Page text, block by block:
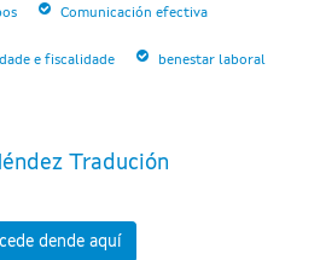
Comunicación efectiva
e fiscalidade benestar laboral
Tradución
dende aquí